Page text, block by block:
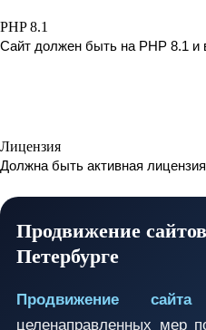
PHP 8.1
Сайт должен быть на PHP 8.1
Лицензия
Должна быть активная лицензия
Продвижение
Петербурге
Продвижение сайта
целенаправленных мер